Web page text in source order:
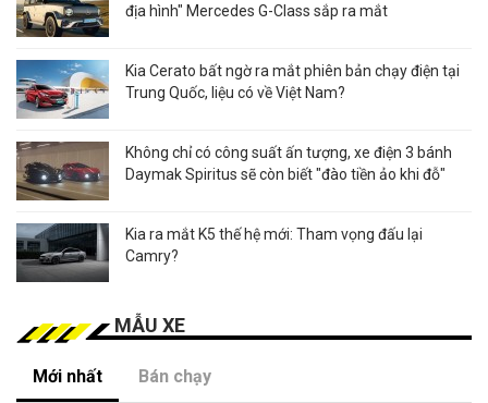
địa hình" Mercedes G-Class sắp ra mắt
Kia Cerato bất ngờ ra mắt phiên bản chạy điện tại
Trung Quốc, liệu có về Việt Nam?
Không chỉ có công suất ấn tượng, xe điện 3 bánh
Daymak Spiritus sẽ còn biết "đào tiền ảo khi đỗ"
Kia ra mắt K5 thế hệ mới: Tham vọng đấu lại
Camry?
MẪU XE
Mới nhất Bán chạy